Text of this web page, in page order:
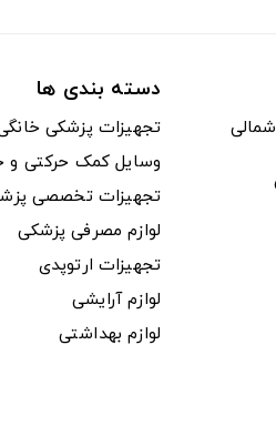
دسته بندی ها
تجهیزات پزشکی
وسایل کمک حرکتی و
تجهیزات تخصصی
لوازم مصرفی پزشکی
تجهیزات ارتوپدی
لوازم آرایشی
لوازم بهداشتی